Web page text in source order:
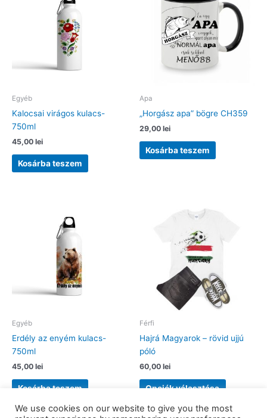
Egyéb
Kalocsai virágos kulacs-
750ml
45,00 lei
Kosárba teszem
Apa
„Horgász apa” bögre CH359
29,00 lei
Kosárba teszem
Egyéb
Erdély az enyém kulacs-
750ml
45,00 lei
Kosárba teszem
Férfi
Hajrá Magyarok – rövid ujjú
póló
60,00 lei
Opciók választása
Ennek
terméknek
We use cookies on our website to give you the most